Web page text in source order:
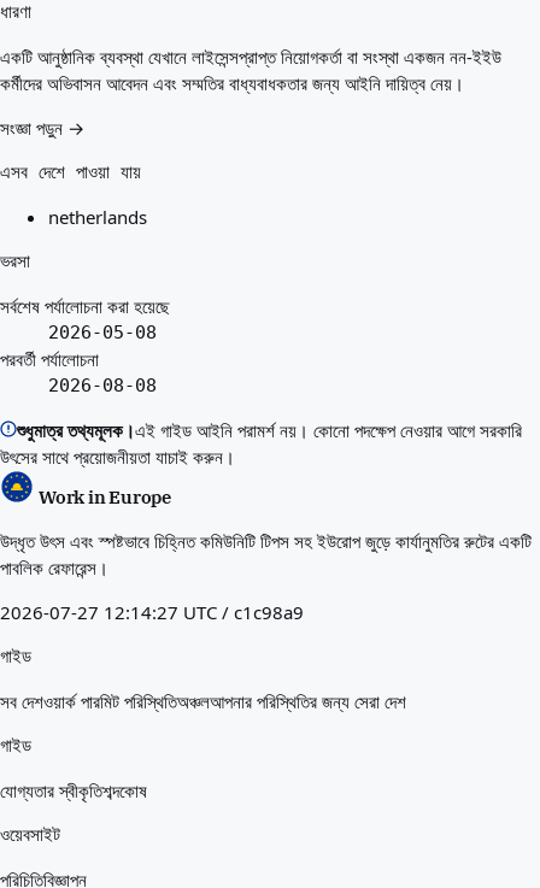
ধারণা
একটি আনুষ্ঠানিক ব্যবস্থা যেখানে লাইসেন্সপ্রাপ্ত নিয়োগকর্তা বা সংস্থা একজন নন-ইইউ
কর্মীদের অভিবাসন আবেদন এবং সম্মতির বাধ্যবাধকতার জন্য আইনি দায়িত্ব নেয়।
সংজ্ঞা পড়ুন →
এসব দেশে পাওয়া যায়
netherlands
ভরসা
সর্বশেষ পর্যালোচনা করা হয়েছে
2026-05-08
পরবর্তী পর্যালোচনা
2026-08-08
শুধুমাত্র তথ্যমূলক।এই গাইড আইনি পরামর্শ নয়। কোনো পদক্ষেপ নেওয়ার আগে সরকারি
উৎসের সাথে প্রয়োজনীয়তা যাচাই করুন।
Work in Europe
উদ্ধৃত উৎস এবং স্পষ্টভাবে চিহ্নিত কমিউনিটি টিপস সহ ইউরোপ জুড়ে কার্যানুমতির রুটের একটি
পাবলিক রেফারেন্স।
2026-07-27 12:14:27 UTC / c1c98a9
গাইড
সব দেশওয়ার্ক পারমিট পরিস্থিতিঅঞ্চলআপনার পরিস্থিতির জন্য সেরা দেশ
গাইড
যোগ্যতার স্বীকৃতিশব্দকোষ
ওয়েবসাইট
পরিচিতিবিজ্ঞাপন